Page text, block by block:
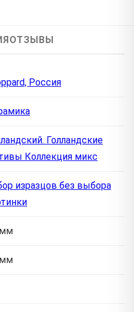
ОТЗЫВЫ
Россия
Голландские
Коллекция микс
изразцов без выбора